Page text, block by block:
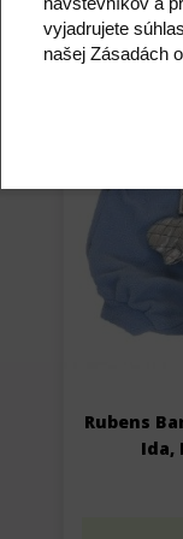
Skladom
Rubens
Ida,
vyjadrujete
našej Zásadách